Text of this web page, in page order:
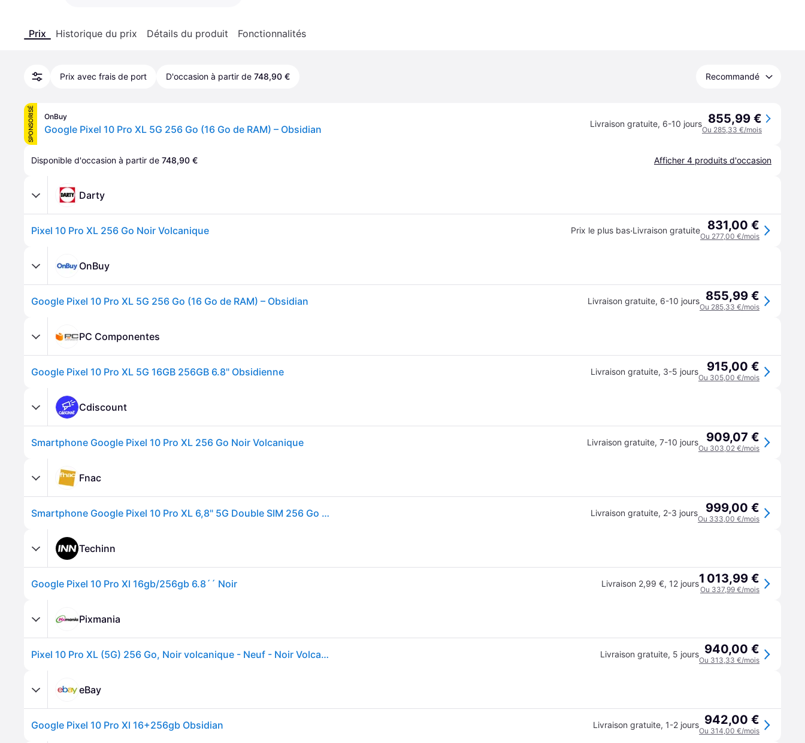
Prix Historique du prix Détails du produit Fonctionnalités
Prix avec frais de port D'occasion à partir de 748,90 € Recommandé
SPONSORISÉ OnBuy
Google Pixel 10 Pro XL 5G 256 Go (16 Go de RAM) – Obsidian Livraison gratuite, 6-10 jours 855,99 €
Ou 285,33 €/mois
Disponible d'occasion à partir de 748,90 € Afficher 4 produits d'occasion
Darty
Pixel 10 Pro XL 256 Go Noir Volcanique Prix le plus bas·Livraison gratuite 831,00 €
Ou 277,00 €/mois
OnBuy
Google Pixel 10 Pro XL 5G 256 Go (16 Go de RAM) – Obsidian Livraison gratuite, 6-10 jours 855,99 €
Ou 285,33 €/mois
PC Componentes
Google Pixel 10 Pro XL 5G 16GB 256GB 6.8" Obsidienne Livraison gratuite, 3-5 jours 915,00 €
Ou 305,00 €/mois
Cdiscount
Smartphone Google Pixel 10 Pro XL 256 Go Noir Volcanique Livraison gratuite, 7-10 jours 909,07 €
Ou 303,02 €/mois
Fnac
Smartphone Google Pixel 10 Pro XL 6,8" 5G Double SIM 256 Go Noir Volcanique Livraison gratuite, 2-3 jours 999,00 €
Ou 333,00 €/mois
Techinn
Google Pixel 10 Pro Xl 16gb/256gb 6.8´´ Noir Livraison 2,99 €, 12 jours1 013,99 €
Ou 337,99 €/mois
Pixmania
Pixel 10 Pro XL (5G) 256 Go, Noir volcanique - Neuf - Noir Volcanique Livraison gratuite, 5 jours 940,00 €
Ou 313,33 €/mois
eBay
Google Pixel 10 Pro Xl 16+256gb Obsidian Livraison gratuite, 1-2 jours 942,00 €
Ou 314,00 €/mois